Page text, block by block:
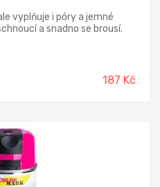
vyplňuje i póry a jemné
a snadno se brousí.
187 Kč